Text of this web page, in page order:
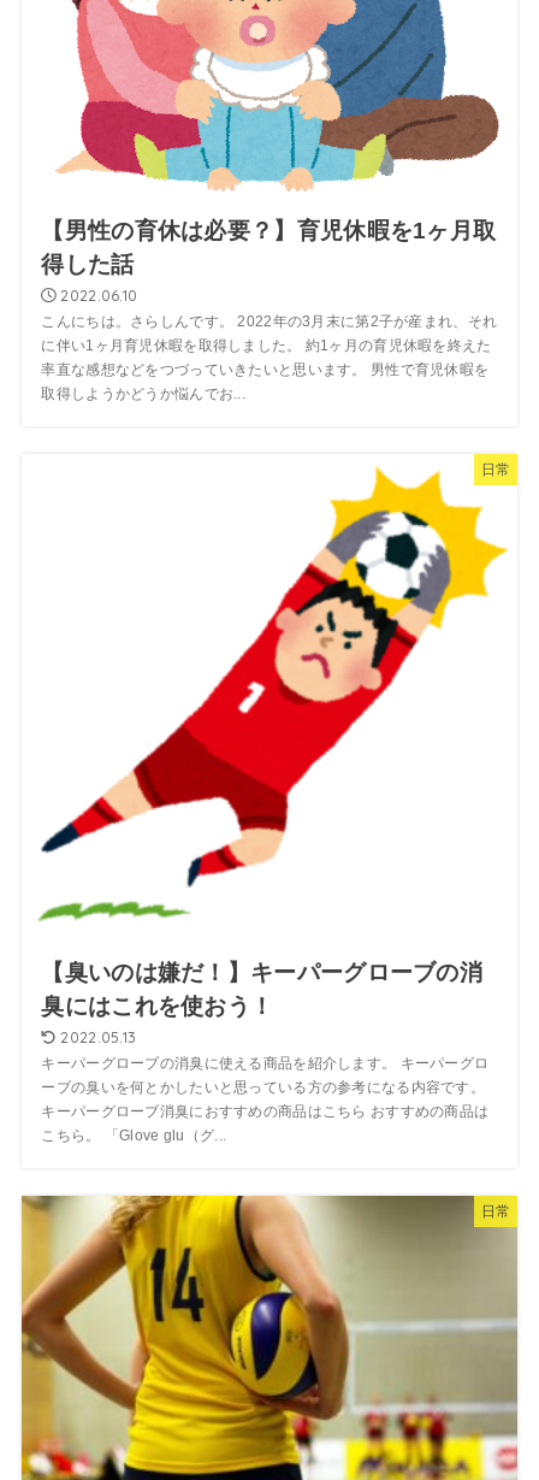
【男性の育休は必要？】育児休暇を1ヶ月取
得した話
2022.06.10
こんにちは。さらしんです。 2022年の3月末に第2子が産まれ、それ
に伴い1ヶ月育児休暇を取得しました。 約1ヶ月の育児休暇を終えた
率直な感想などをつづっていきたいと思います。 男性で育児休暇を
取得しようかどうか悩んでお...
日常
【臭いのは嫌だ！】キーパーグローブの消
臭にはこれを使おう！
2022.05.13
キーパーグローブの消臭に使える商品を紹介します。 キーパーグロ
ーブの臭いを何とかしたいと思っている方の参考になる内容です。
キーパーグローブ消臭におすすめの商品はこちら おすすめの商品は
こちら。 「Glove glu（グ...
日常